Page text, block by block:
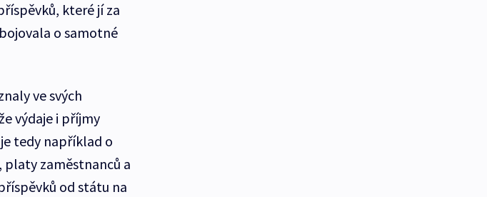
které jí za
o samotné
ve svých
výdaje i příjmy
tedy například o
platy zaměstnanců a
od státu na